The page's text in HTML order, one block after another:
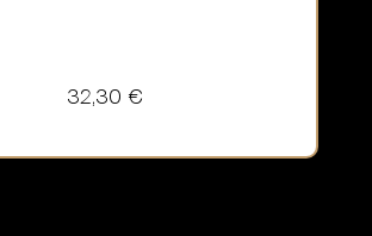
32,30 €